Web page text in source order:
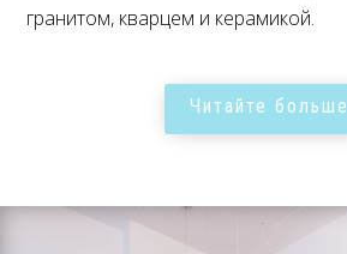
гранитом, кварцем и керамикой.
Читайте больше